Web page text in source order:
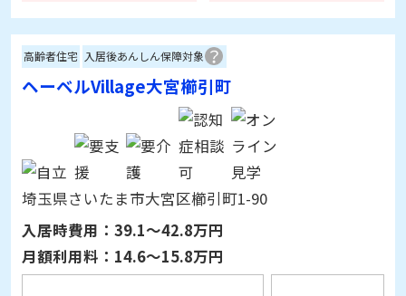
ヘーベルVillage大宮櫛引町
埼玉県さいたま市大宮区櫛引町1-90
入居時費用：
39.1～42.8万円
月額利用料： 14.6～15.8万円